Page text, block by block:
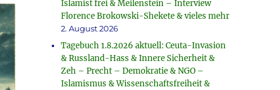
Islamist frei & Meilenstein – Interview
Florence Brokowski-Shekete & vieles mehr
2. August 2026
Tagebuch 1.8.2026 aktuell: Ceuta-Invasion
& Russland-Hass & Innere Sicherheit &
Zeh – Precht – Demokratie & NGO –
Islamismus & Wissenschaftsfreiheit &